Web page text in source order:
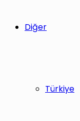
Diğer
Türkiye